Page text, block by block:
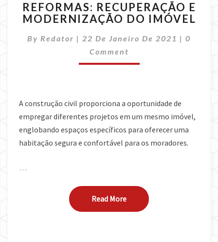
RECUPERAÇÃO
E
DO
IMÓVEL
REFORMAS: RECUPERAÇÃO E
MODERNIZAÇÃO DO IMÓVEL
By Redator | 22 De Janeiro De 2021 | 0
Comment
A construção civil proporciona a oportunidade de
empregar diferentes projetos em um mesmo imóvel,
englobando espaços específicos para oferecer uma
habitação segura e confortável para os moradores.
…
Read MoreRead More